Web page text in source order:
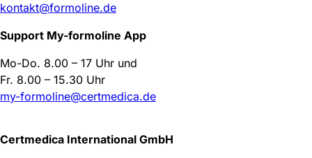
kontakt@formoline.de
Support My-formoline App
Mo-Do. 8.00 – 17 Uhr und
Fr. 8.00 – 15.30 Uhr
my-formoline@certmedica.de
Certmedica International GmbH